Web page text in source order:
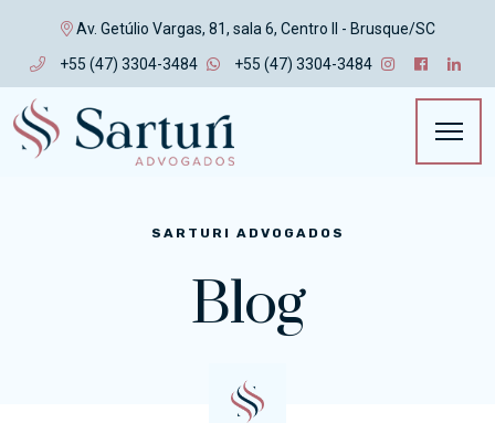
Av. Getúlio Vargas, 81, sala 6, Centro II - Brusque/SC
+55 (47) 3304-3484
+55 (47) 3304-3484
SARTURI ADVOGADOS
Blog